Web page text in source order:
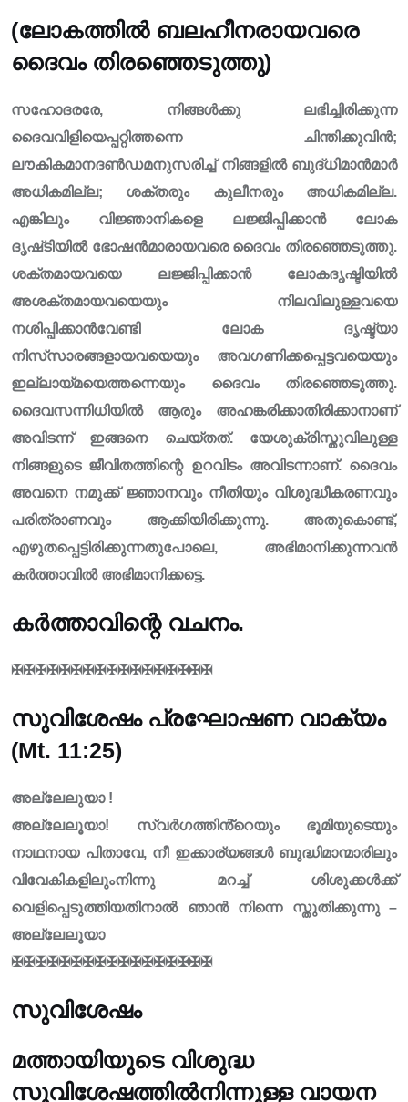
(ലോകത്തിൽ ബലഹീനരായവരെ
ദൈവം തിരഞ്ഞെടുത്തു)
സഹോദരരേ, നിങ്ങൾക്കു ലഭിച്ചിരിക്കുന്ന
ദൈവവിളിയെപ്പറ്റിത്തന്നെ ചിന്തിക്കുവിൻ;
ലൗകികമാനദൺഡമനുസരിച്ച് നിങ്ങളിൽ ബുദ്‌ധിമാൻമാർ
അധികമില്ല; ശക്തരും കുലീനരും അധികമില്ല.
എങ്കിലും വിജ്ഞാനികളെ ലജ്ജിപ്പിക്കാൻ ലോക
ദൃഷ്‌ടിയിൽ ഭോഷൻമാരായവരെ ദൈവം തിരഞ്ഞെടുത്തു.
ശക്തമായവയെ ലജ്ജിപ്പിക്കാൻ ലോകദൃഷ്ടിയിൽ
അശക്തമായവയെയും നിലവിലുള്ളവയെ
നശിപ്പിക്കാൻവേണ്ടി ലോക ദൃഷ്ട്യാ
നിസ്‌സാരങ്ങളായവയെയും അവഗണിക്കപ്പെട്ടവയെയും
ഇല്ലായ്മയെത്തന്നെയും ദൈവം തിരഞ്ഞെടുത്തു.
ദൈവസന്നിധിയിൽ ആരും അഹങ്കരിക്കാതിരിക്കാനാണ്
അവിടന്ന് ഇങ്ങനെ ചെയ്തത്. യേശുക്രിസ്തുവിലുള്ള
നിങ്ങളുടെ ജീവിതത്തിന്റെ ഉറവിടം അവിടന്നാണ്. ദൈവം
അവനെ നമുക്ക് ജ്ഞാനവും നീതിയും വിശുദ്ധീകരണവും
പരിത്രാണവും ആക്കിയിരിക്കുന്നു. അതുകൊണ്ട്,
എഴുതപ്പെട്ടിരിക്കുന്നതുപോലെ, അഭിമാനിക്കുന്നവൻ
കർത്താവിൽ അഭിമാനിക്കട്ടെ.
കർത്താവിന്റെ വചനം.
✠✠✠✠✠✠✠✠✠✠✠✠✠✠✠✠✠
സുവിശേഷം പ്രഘോഷണ വാക്യം
(Mt. 11:25)
അല്ലേലുയാ !
അല്ലേലൂയാ! സ്വർഗത്തിൻ്റെയും ഭൂമിയുടെയും
നാഥനായ പിതാവേ, നീ ഇക്കാര്യങ്ങൾ ബുദ്ധിമാന്മാരിലും
വിവേകികളിലുംനിന്നു മറച്ച് ശിശുക്കൾക്ക്
വെളിപ്പെടുത്തിയതിനാൽ ഞാൻ നിന്നെ സ്തു‌തിക്കുന്നു –
അല്ലേലൂയാ
✠✠✠✠✠✠✠✠✠✠✠✠✠✠✠✠✠
സുവിശേഷം
മത്തായിയുടെ വിശുദ്ധ
സുവിശേഷത്തിൽനിന്നുള്ള വായന